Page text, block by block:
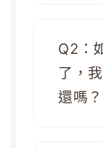
Q2：
了，
還嗎？